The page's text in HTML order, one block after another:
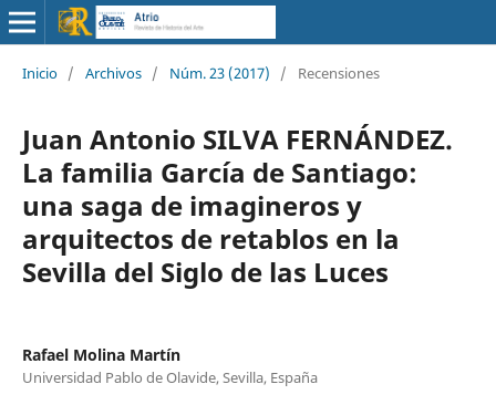
Inicio / Archivos / Núm. 23 (2017) / Recensiones
Juan Antonio SILVA FERNÁNDEZ.
La familia García de Santiago:
una saga de imagineros y
arquitectos de retablos en la
Sevilla del Siglo de las Luces
Rafael Molina Martín
Universidad Pablo de Olavide, Sevilla, España